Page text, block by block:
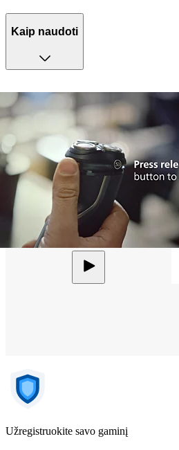
Kaip naudoti
Užregistruokite savo gaminį